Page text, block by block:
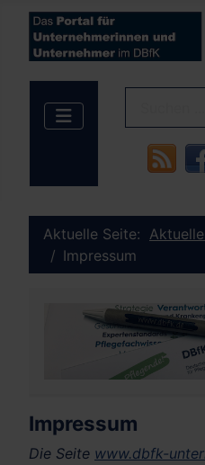
Aktuelle Seite:
Impressum
Impressum
Die Seite www.dbfk-